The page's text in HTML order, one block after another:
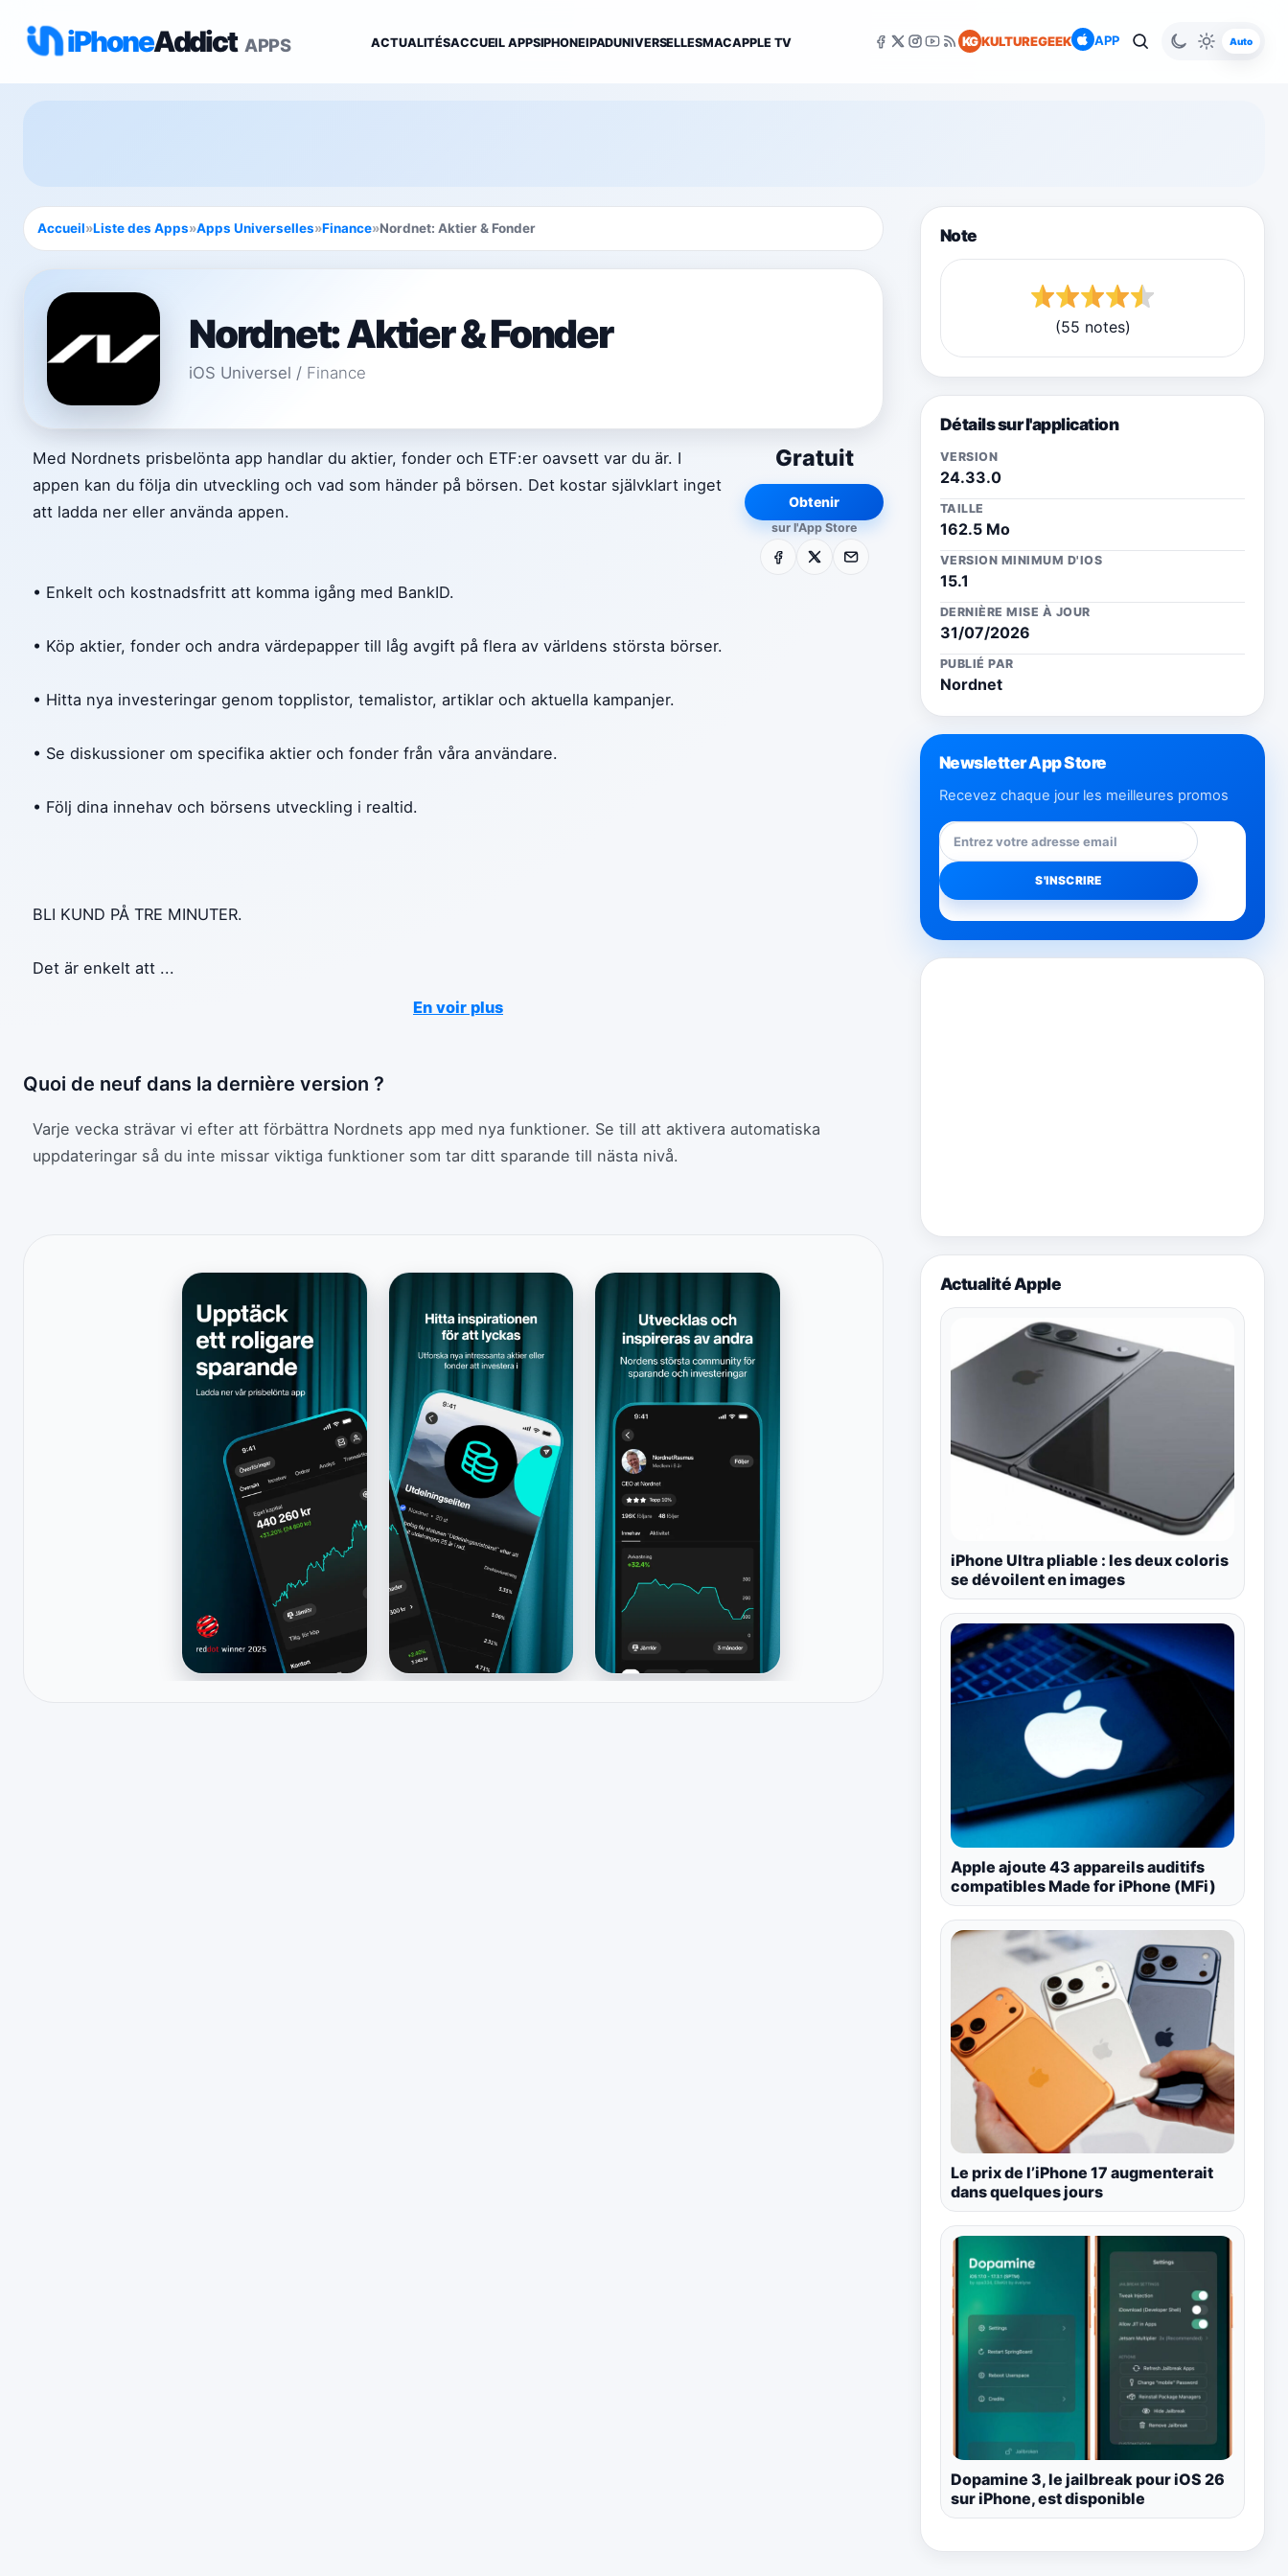
iPhoneAddict APPS ACTUALITÉSACCUEIL APPSIPHONEIPADUNIVERSELLESMACAPPLE TV KG KULTUREGEEK APP Auto
Accueil»Liste des Apps»Apps Universelles»Finance»Nordnet: Aktier & Fonder
Nordnet: Aktier & Fonder
iOS Universel / Finance
Gratuit
Obtenir
sur l'App Store
Facebook E-mail
Med Nordnets prisbelönta app handlar du aktier, fonder och ETF:er oavsett var du är. I
appen kan du följa din utveckling och vad som händer på börsen. Det kostar självklart inget
att ladda ner eller använda appen.
• Enkelt och kostnadsfritt att komma igång med BankID.
• Köp aktier, fonder och andra värdepapper till låg avgift på flera av världens största börser.
• Hitta nya investeringar genom topplistor, temalistor, artiklar och aktuella kampanjer.
• Se diskussioner om specifika aktier och fonder från våra användare.
• Följ dina innehav och börsens utveckling i realtid.
BLI KUND PÅ TRE MINUTER.
Det är enkelt att ...
En voir plus
Quoi de neuf dans la dernière version ?
Varje vecka strävar vi efter att förbättra Nordnets app med nya funktioner. Se till att aktivera automatiska
uppdateringar så du inte missar viktiga funktioner som tar ditt sparande till nästa nivå.
Note
(55 notes)
Détails sur l'application
VERSION
24.33.0
TAILLE
162.5 Mo
VERSION MINIMUM D'IOS
15.1
DERNIÈRE MISE À JOUR
31/07/2026
PUBLIÉ PAR
Nordnet
Newsletter App Store
Recevez chaque jour les meilleures promos
Actualité Apple
iPhone Ultra pliable : les deux coloris
se dévoilent en images
Apple ajoute 43 appareils auditifs
compatibles Made for iPhone (MFi)
Le prix de l’iPhone 17 augmenterait
dans quelques jours
Dopamine 3, le jailbreak pour iOS 26
sur iPhone, est disponible